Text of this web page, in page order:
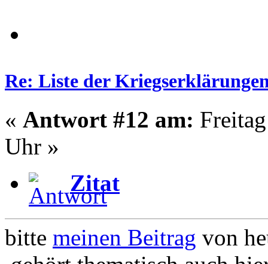
Re: Liste der
« Antwort #12 am:
Uhr »
Zitat
bitte meinen Beitrag von